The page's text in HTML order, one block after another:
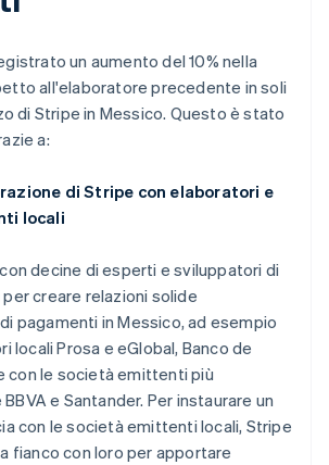
un aumento del 10% nella
all'elaboratore precedente in soli
di Stripe in Messico. Questo è stato
a:
di Stripe con elaboratori e
locali
decine di esperti e sviluppatori di
creare relazioni solide
pagamenti in Messico, ad esempio
locali Prosa e eGlobal, Banco de
con le società emittenti più
e Santander. Per instaurare un
con le società emittenti locali, Stripe
fianco con loro per apportare